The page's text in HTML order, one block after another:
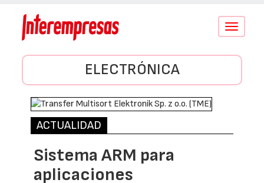
Conmutar
ELECTRÓNICA
ACTUALIDAD
Sistema ARM para
aplicaciones